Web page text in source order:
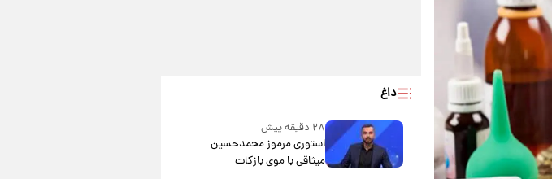
داغ
۲۸ دقیقه پیش
استوری مرموز محمدحسین
میثاقی با موی بازکات